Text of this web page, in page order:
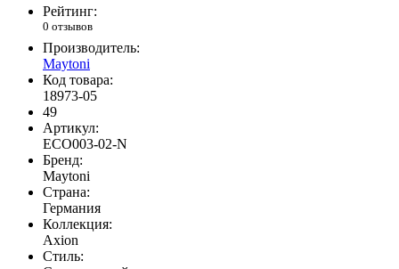
Рейтинг:
0 отзывов
Производитель:
Maytoni
Код товара:
18973-05
49
Артикул:
ECO003-02-N
Бренд:
Maytoni
Страна:
Германия
Коллекция:
Аxion
Стиль: